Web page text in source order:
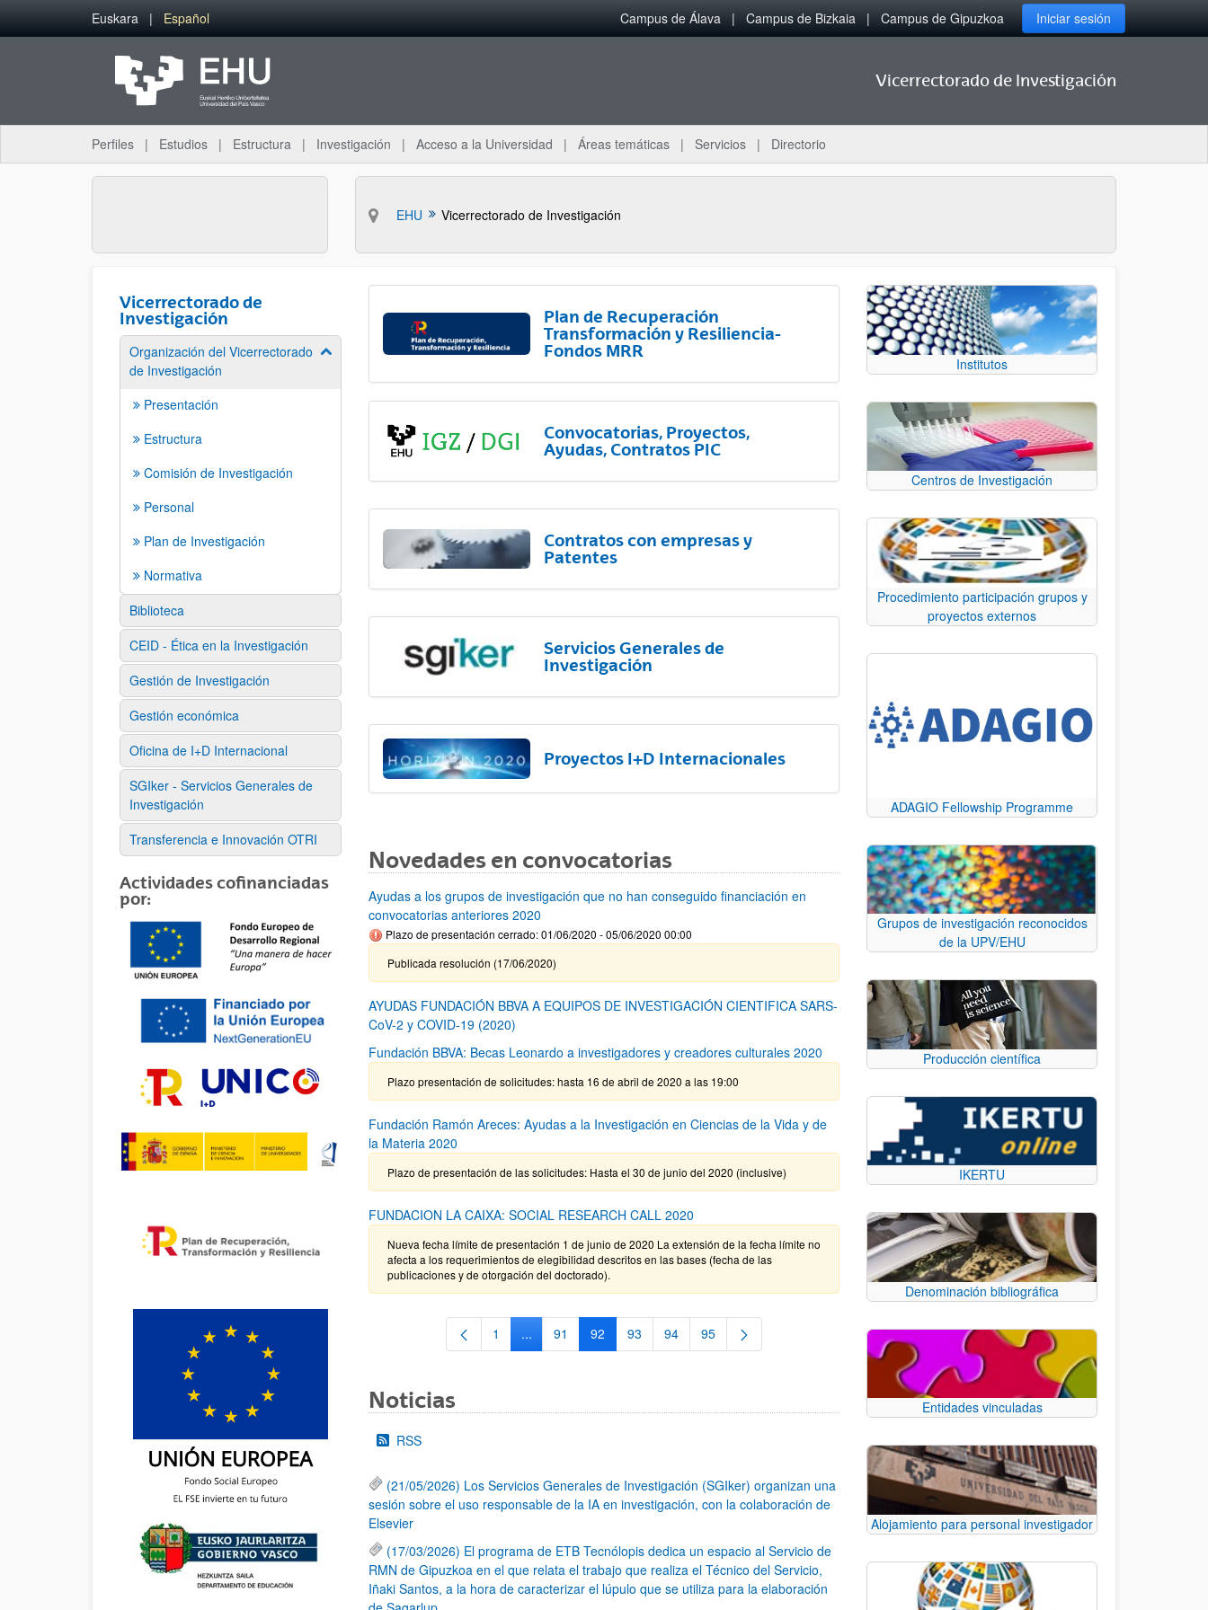
Saltar al contenido principal
Euskara Español Campus de Álava Campus de Bizkaia Campus de Gipuzkoa Iniciar sesión
Vicerrectorado de Investigación
Perfiles Estudios Estructura Investigación Acceso a la Universidad Áreas temáticas Servicios Directorio
EHU Vicerrectorado de Investigación
Vicerrectorado de
Investigación
Organización del Vicerrectorado
de Investigación
Mostrar/ocultar subpáginas
Presentación
Estructura
Comisión de Investigación
Personal
Plan de Investigación
Normativa
Biblioteca
CEID - Ética en la Investigación
Gestión de Investigación
Gestión económica
Oficina de I+D Internacional
SGIker - Servicios Generales de
Investigación
Transferencia e Innovación OTRI
Actividades cofinanciadas
por:
Plan de Recuperación
Transformación y Resiliencia-
Fondos MRR
Convocatorias, Proyectos,
Ayudas, Contratos PIC
Contratos con empresas y
Patentes
Servicios Generales de
Investigación
Proyectos I+D Internacionales
Novedades en convocatorias
Ayudas a los grupos de investigación que no han conseguido financiación en
convocatorias anteriores 2020
Plazo de presentación cerrado: 01/06/2020 - 05/06/2020 00:00
Publicada resolución (17/06/2020)
AYUDAS FUNDACIÓN BBVA A EQUIPOS DE INVESTIGACIÓN CIENTIFICA SARS-
CoV-2 y COVID-19 (2020)
Fundación BBVA: Becas Leonardo a investigadores y creadores culturales 2020
Plazo presentación de solicitudes: hasta 16 de abril de 2020 a las 19:00
Fundación Ramón Areces: Ayudas a la Investigación en Ciencias de la Vida y de
la Materia 2020
Plazo de presentación de las solicitudes: Hasta el 30 de junio del 2020 (inclusive)
FUNDACION LA CAIXA: SOCIAL RESEARCH CALL 2020
Nueva fecha límite de presentación 1 de junio de 2020 La extensión de la fecha límite no
afecta a los requerimientos de elegibilidad descritos en las bases (fecha de las
publicaciones y de otorgación del doctorado).
Página
1 ...Páginas intermedias Use TAB para desplazarse.
Página
91 Página
92 Página
93 Página
94 Página
95
Noticias
RSS
(21/05/2026) Los Servicios Generales de Investigación (SGIker) organizan una
sesión sobre el uso responsable de la IA en investigación, con la colaboración de
Elsevier
(17/03/2026) El programa de ETB Tecnólopis dedica un espacio al Servicio de
RMN de Gipuzkoa en el que relata el trabajo que realiza el Técnico del Servicio,
Iñaki Santos, a la hora de caracterizar el lúpulo que se utiliza para la elaboración
Institutos
Centros de Investigación
Procedimiento participación grupos y
proyectos externos
ADAGIO Fellowship Programme
Grupos de investigación reconocidos
de la UPV/EHU
Producción científica
IKERTU
Denominación bibliográfica
Entidades vinculadas
Alojamiento para personal investigador